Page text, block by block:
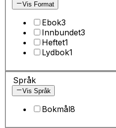
Vis Format
Ebok3
Innbundet3
Heftet1
Lydbok1
Språk
Vis Språk
Bokmål8